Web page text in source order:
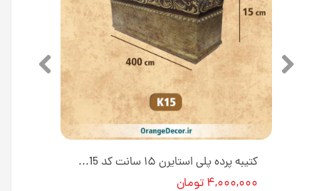
کتیبه پرده پلی استایرن ۱۵ سانت کد K15 [انبار تهران]
۴,۰۰۰,۰۰۰ تومان